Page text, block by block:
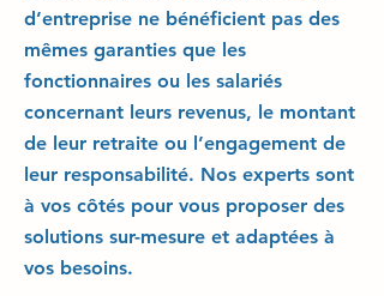
d’entreprise ne bénéficient pas des
mêmes garanties que les
fonctionnaires ou les salariés
concernant leurs revenus, le montant
de leur retraite ou l’engagement de
leur responsabilité. Nos experts sont
à vos côtés pour vous proposer des
solutions sur-mesure et adaptées à
vos besoins.